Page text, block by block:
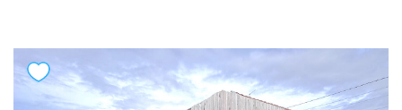
ESPACE CLIENTS